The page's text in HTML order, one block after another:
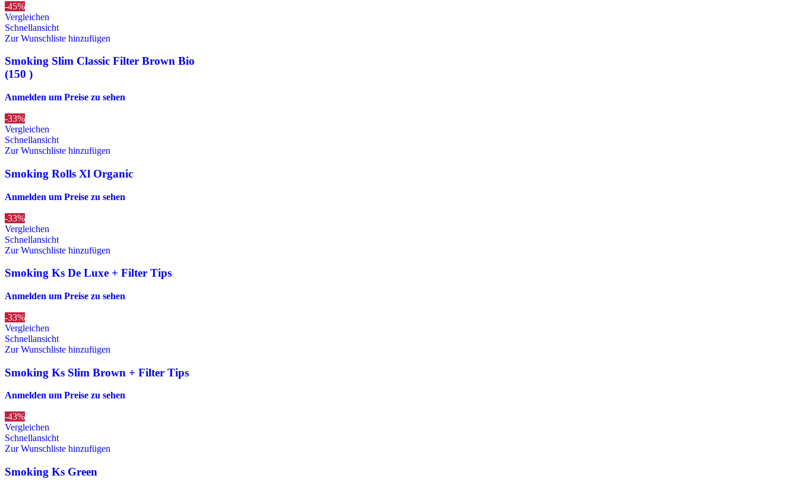
-45%
Vergleichen
Schnellansicht
Zur Wunschliste hinzufügen
Smoking Slim Classic Filter Brown Bio
(150 )
Anmelden um Preise zu sehen
-33%
Vergleichen
Schnellansicht
Zur Wunschliste hinzufügen
Smoking Rolls Xl Organic
Anmelden um Preise zu sehen
-33%
Vergleichen
Schnellansicht
Zur Wunschliste hinzufügen
Smoking Ks De Luxe + Filter Tips
Anmelden um Preise zu sehen
-33%
Vergleichen
Schnellansicht
Zur Wunschliste hinzufügen
Smoking Ks Slim Brown + Filter Tips
Anmelden um Preise zu sehen
-43%
Vergleichen
Schnellansicht
Zur Wunschliste hinzufügen
Smoking Ks Green